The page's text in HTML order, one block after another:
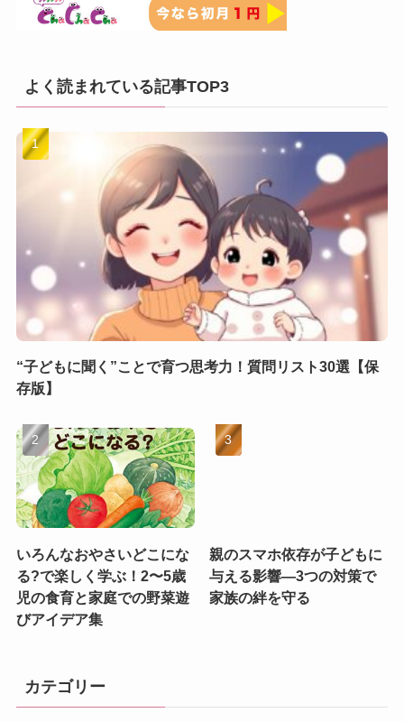
よく読まれている記事TOP3
“子どもに聞く”ことで育つ思考力！質問リスト30選【保
存版】
いろんなおやさいどこにな
る?で楽しく学ぶ！2〜5歳
児の食育と家庭での野菜遊
びアイデア集
親のスマホ依存が子どもに
与える影響—3つの対策で
家族の絆を守る
カテゴリー